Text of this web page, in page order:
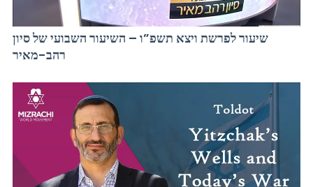
שיעור לפרשת ויצא תשפ”ו – השיעור השבועי של סיון
רהב-מאיר